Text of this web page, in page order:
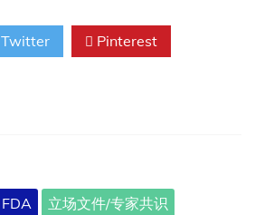
防
性
疾
评
估：
Twitter Pinterest
FDA 立场文件/专家共识